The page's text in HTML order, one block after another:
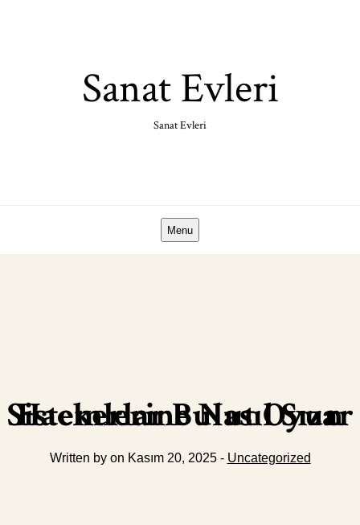
Sanat Evleri
Sanat Evleri
Menu
Hackerlar Bulut Oyun Sistemlerine Nasıl Sızar
Written by on Kasım 20, 2025 - Uncategorized